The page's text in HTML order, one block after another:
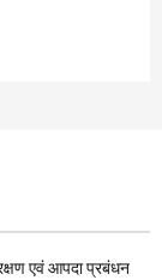
एवं आपदा प्रबंधन